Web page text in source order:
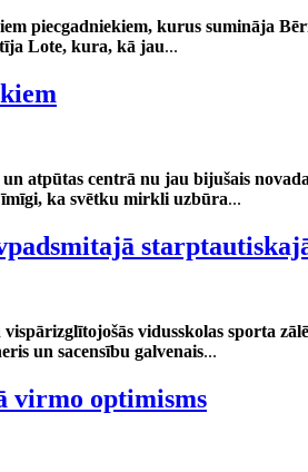
piecgadniekiem, kurus sumināja
Lote, kura, kā jau...
atpūtas centrā nu jau bijušais
ka svētku mirkli uzbūra...
vidusskolas sporta
un sacensību galvenais...
virmo optimisms